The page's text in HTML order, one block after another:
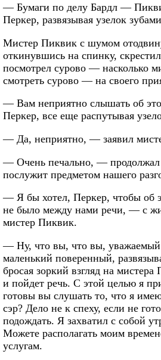
— Бумаги по делу Бардл —
Перкер, развязывая узелок
Мистер Пиквик с шумом
откинувшись на спинку,
посмотрел сурово — насколько
смотреть сурово — на своего
— Вам неприятно слышать об
Перкер, все еще распутывая
— Да, неприятно, — заявил
— Очень печально, —
послужит предметом нашего
— Я бы хотел, Перкер, чтобы об
не было между нами речи, — с
мистер Пиквик.
— Ну, что вы, что вы,
маленький поверенный,
бросая зоркий взгляд на
и пойдет речь. С этой целью я
готовы вы слушать то, что я
сэр? Дело не к спеху, если не
подождать. Я захватил с собой
Можете располагать моим
услугам.